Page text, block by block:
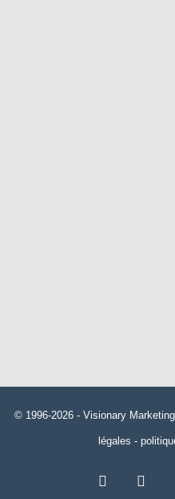
© 1996-2026 - Visionary Marketing
légales -